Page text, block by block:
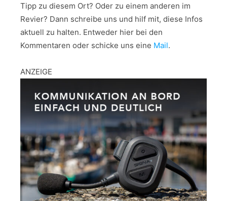
Tipp zu diesem Ort? Oder zu einem anderen im
Revier? Dann schreibe uns und hilf mit, diese Infos
aktuell zu halten. Entweder hier bei den
Kommentaren oder schicke uns eine Mail.
ANZEIGE